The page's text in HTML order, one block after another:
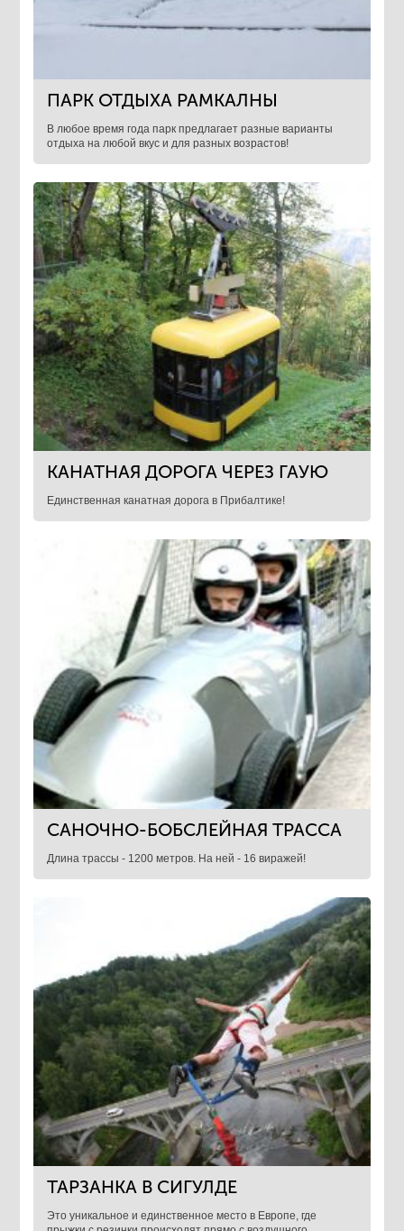
ПАРК ОТДЫХА РАМКАЛНЫ
В любое время года парк предлагает разные варианты
отдыха на любой вкус и для разных возрастов!
КАНАТНАЯ ДОРОГА ЧЕРЕЗ ГАУЮ
Единственная канатная дорога в Прибалтике!
САНОЧНО-БОБСЛЕЙНАЯ ТРАССА
Длина трассы - 1200 метров. На ней - 16 виражей!
ТАРЗАНКА В СИГУЛДЕ
Это уникальное и единственное место в Европе, где